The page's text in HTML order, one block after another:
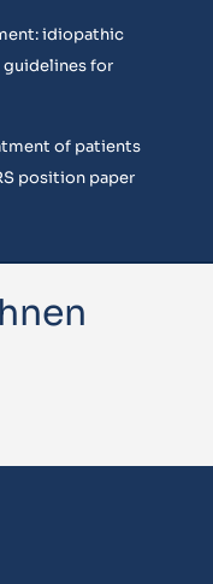
idiopathic
for
of patients
position paper